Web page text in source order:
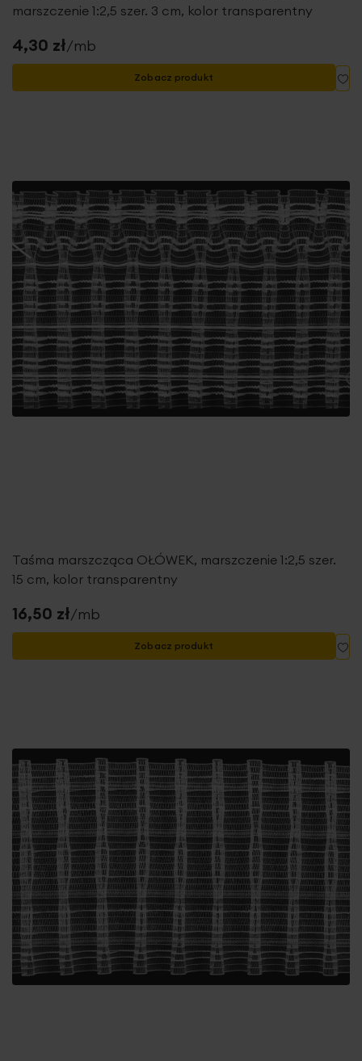
marszczenie 1:2,5 szer. 3 cm, kolor transparentny
4,30 zł/mb
Zobacz produkt
Taśma marszcząca OŁÓWEK, marszczenie 1:2,5 szer.
15 cm, kolor transparentny
16,50 zł/mb
Zobacz produkt